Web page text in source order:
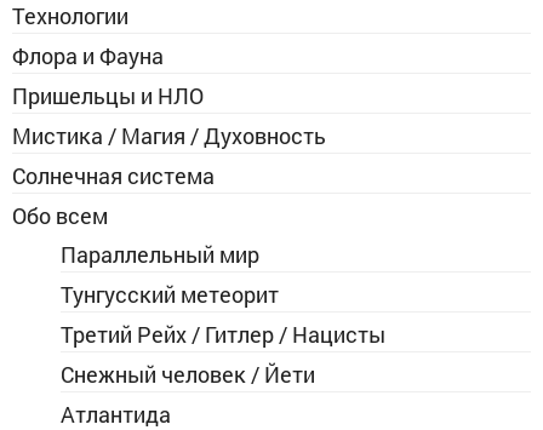
Технологии
Флора и Фауна
Пришельцы и НЛО
Мистика / Магия / Духовность
Солнечная система
Обо всем
Параллельный мир
Тунгусский метеорит
Третий Рейх / Гитлер / Нацисты
Снежный человек / Йети
Атлантида